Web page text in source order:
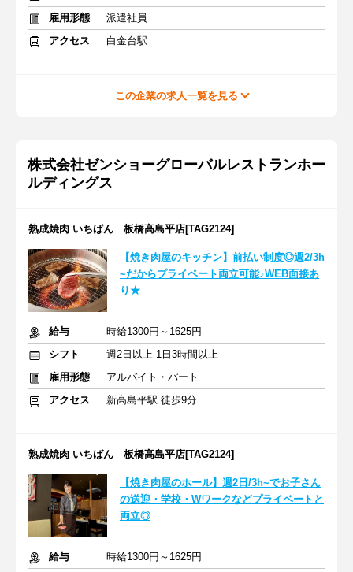
雇用形態
派遣社員
アクセス
白金台駅
この企業の求人一覧を見る
株式会社ゼンショーグローバルレストランホー
ルディングス
熟成焼肉 いちばん 板橋高島平店[TAG2124]
【焼き肉屋のキッチン】前払い制度◎週2/3h
~だからプライベート両立可能♪WEB面接あ
り★
給与
時給1300円～1625円
シフト
週2日以上 1日3時間以上
雇用形態
アルバイト・パート
アクセス
新高島平駅 徒歩9分
熟成焼肉 いちばん 板橋高島平店[TAG2124]
【焼き肉屋のホール】週2日/3h~でお子さん
の送迎・学校・Wワークなどプライベートと
両立◎
給与 時給1300円～1625円